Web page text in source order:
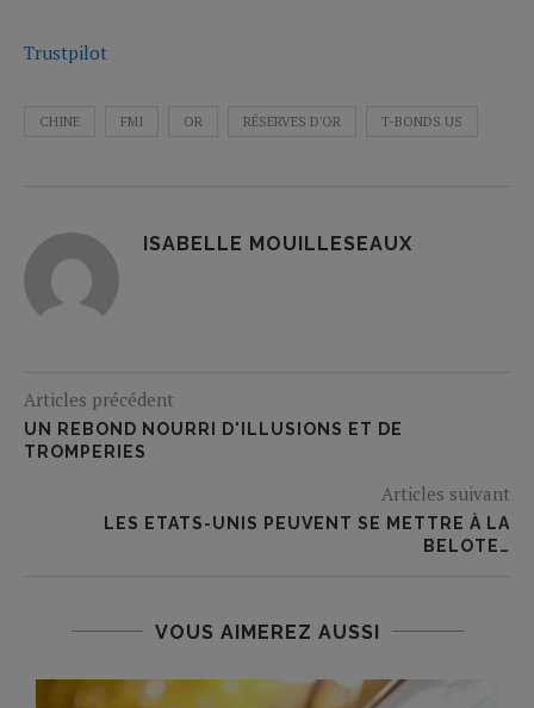
Trustpilot
CHINE FMI OR RÉSERVES D'OR T-BONDS US
ISABELLE MOUILLESEAUX
Articles précédent
UN REBOND NOURRI D'ILLUSIONS ET DE
TROMPERIES
Articles suivant
LES ETATS-UNIS PEUVENT SE METTRE À LA
BELOTE…
VOUS AIMEREZ AUSSI